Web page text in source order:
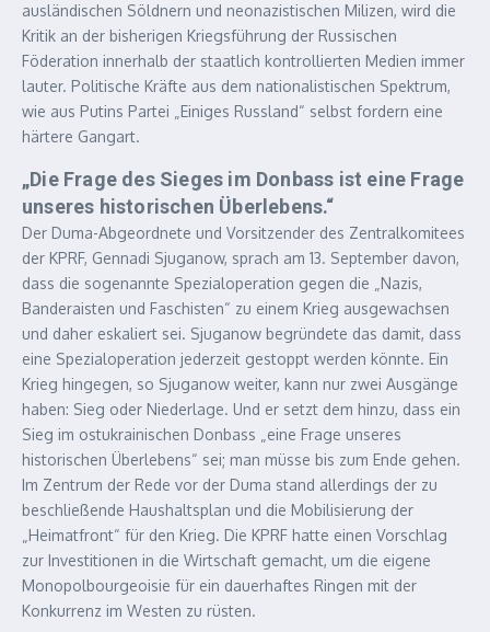
ausländischen Söldnern und neonazistischen Milizen, wird die
Kritik an der bisherigen Kriegsführung der Russischen
Föderation innerhalb der staatlich kontrollierten Medien immer
lauter. Politische Kräfte aus dem nationalistischen Spektrum,
wie aus Putins Partei „Einiges Russland“ selbst fordern eine
härtere Gangart.
„Die Frage des Sieges im Donbass ist eine Frage
unseres historischen Überlebens.“
Der Duma-Abgeordnete und Vorsitzender des Zentralkomitees
der KPRF, Gennadi Sjuganow, sprach am 13. September davon,
dass die sogenannte Spezialoperation gegen die „Nazis,
Banderaisten und Faschisten“ zu einem Krieg ausgewachsen
und daher eskaliert sei. Sjuganow begründete das damit, dass
eine Spezialoperation jederzeit gestoppt werden könnte. Ein
Krieg hingegen, so Sjuganow weiter, kann nur zwei Ausgänge
haben: Sieg oder Niederlage. Und er setzt dem hinzu, dass ein
Sieg im ostukrainischen Donbass „eine Frage unseres
historischen Überlebens“ sei; man müsse bis zum Ende gehen.
Im Zentrum der Rede vor der Duma stand allerdings der zu
beschließende Haushaltsplan und die Mobilisierung der
„Heimatfront“ für den Krieg. Die KPRF hatte einen Vorschlag
zur Investitionen in die Wirtschaft gemacht, um die eigene
Monopolbourgeoisie für ein dauerhaftes Ringen mit der
Konkurrenz im Westen zu rüsten.